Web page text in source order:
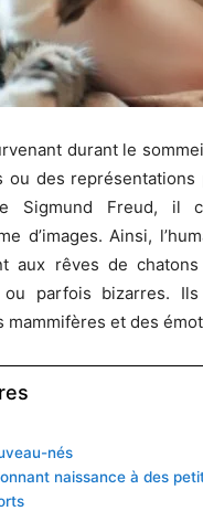
durant le
ou des
Sigmund Freud, il
d’images. Ainsi,
aux rêves de
ou parfois bizarres.
et des
nés
naissance à des